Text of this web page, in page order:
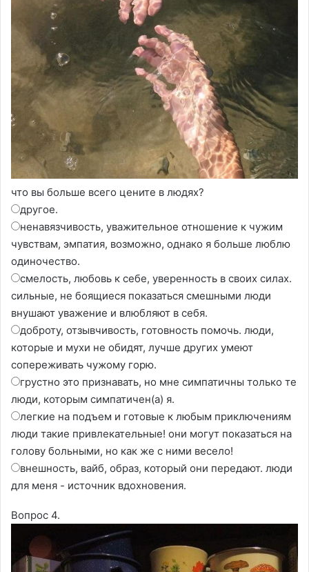
что вы больше всего цените в людях?
другое.
ненавязчивость, уважительное отношение к чужим
чувствам, эмпатия, возможно, однако я больше люблю
одиночество.
смелость, любовь к себе, уверенность в своих силах.
сильные, не боящиеся показаться смешными люди
внушают уважение и влюбляют в себя.
доброту, отзывчивость, готовность помочь. люди,
которые и мухи не обидят, лучше других умеют
сопереживать чужому горю.
грустно это признавать, но мне симпатичны только те
люди, которым симпатичен(а) я.
легкие на подъем и готовые к любым приключениям
люди такие привлекательные! они могут показаться на
голову больными, но как же с ними весело!
внешность, вайб, образ, который они передают. люди
для меня - источник вдохновения.
Вопрос 4.